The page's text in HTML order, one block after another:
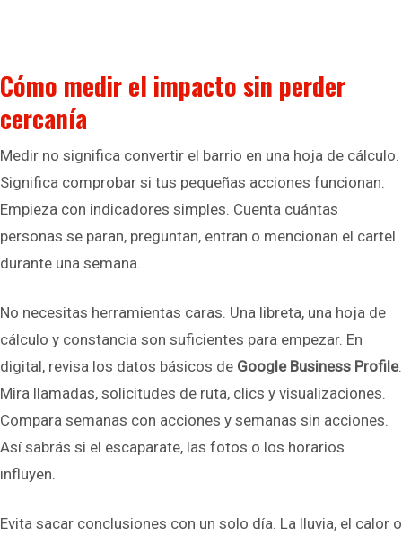
Cómo medir el impacto sin perder
cercanía
Medir no significa convertir el barrio en una hoja de cálculo.
Significa comprobar si tus pequeñas acciones funcionan.
Empieza con indicadores simples. Cuenta cuántas
personas se paran, preguntan, entran o mencionan el cartel
durante una semana.
No necesitas herramientas caras. Una libreta, una hoja de
cálculo y constancia son suficientes para empezar. En
digital, revisa los datos básicos de Google Business Profile.
Mira llamadas, solicitudes de ruta, clics y visualizaciones.
Compara semanas con acciones y semanas sin acciones.
Así sabrás si el escaparate, las fotos o los horarios
influyen.
Evita sacar conclusiones con un solo día. La lluvia, el calor o